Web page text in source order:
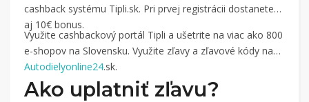
cashback systému Tipli.sk. Pri prvej registrácii dostanete
aj 10€ bonus.
Využite cashbackový portál Tipli a ušetrite na viac ako 800
e-shopov na Slovensku. Využite zľavy a zľavové kódy na
Autodielyonline24.sk.
Ako uplatniť zľavu?